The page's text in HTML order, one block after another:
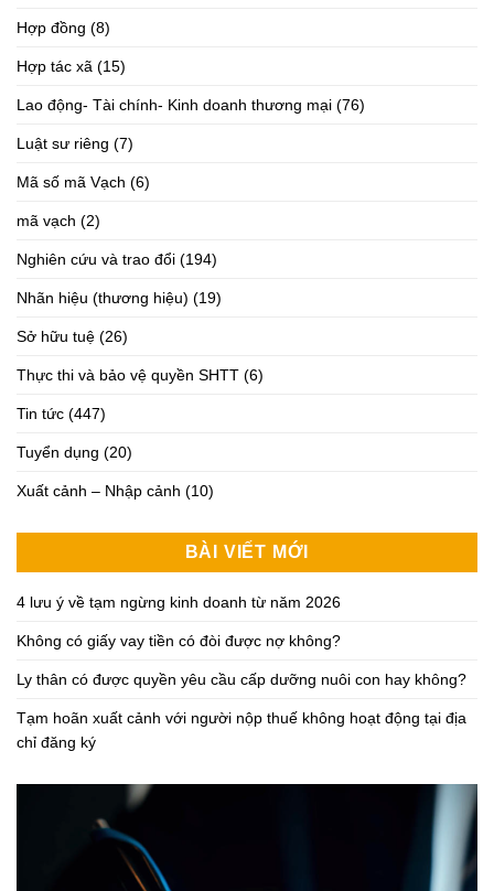
Hợp đồng (8)
Hợp tác xã (15)
Lao động- Tài chính- Kinh doanh thương mại (76)
Luật sư riêng (7)
Mã số mã Vạch (6)
mã vạch (2)
Nghiên cứu và trao đổi (194)
Nhãn hiệu (thương hiệu) (19)
Sở hữu tuệ (26)
Thực thi và bảo vệ quyền SHTT (6)
Tin tức (447)
Tuyển dụng (20)
Xuất cảnh – Nhập cảnh (10)
BÀI VIẾT MỚI
4 lưu ý về tạm ngừng kinh doanh từ năm 2026
Không có giấy vay tiền có đòi được nợ không?
Ly thân có được quyền yêu cầu cấp dưỡng nuôi con hay không?
Tạm hoãn xuất cảnh với người nộp thuế không hoạt động tại địa
chỉ đăng ký